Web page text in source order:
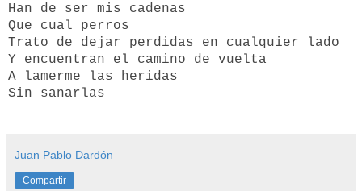
Han de ser mis cadenas
Que cual perros
Trato de dejar perdidas en cualquier lado
Y encuentran el camino de vuelta
A lamerme las heridas
Sin sanarlas
Juan Pablo Dardón
Compartir